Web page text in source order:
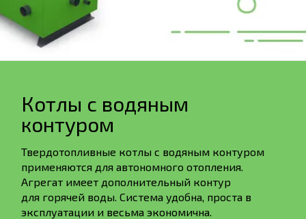
Котлы с водяным
контуром
Твердотопливные котлы с водяным контуром
применяются для автономного отопления.
Агрегат имеет дополнительный контур
для горячей воды. Система удобна, проста в
эксплуатации и весьма экономична.